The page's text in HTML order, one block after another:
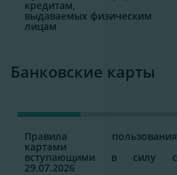
кредитам,
выдаваемых физическим
лицам
Банковские карты
Правила пользования
картами
вступающими в силу с
29.07.2026